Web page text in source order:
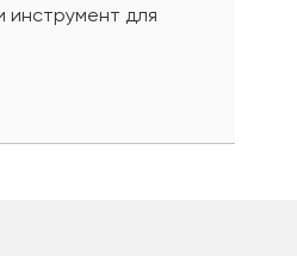
инструмент для